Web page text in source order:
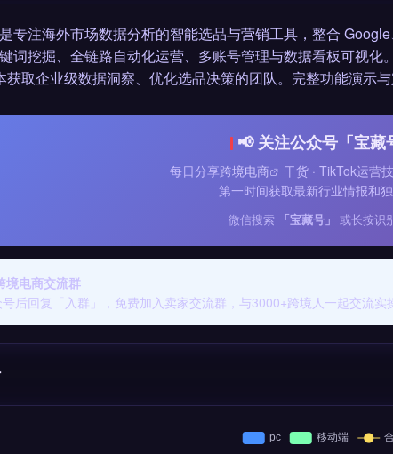
专注海外市场数据分析的智能选品与营销工具，整合
词挖掘、全链路自动化运营、多账号管理与数据看板可视化
获取企业级数据洞察、优化选品决策的团队。完整功能演示
📢 关注公众号「宝藏
每日分享跨境电商
干货 · TikTok运营
第一时间获取最新行业情报和
微信搜索 「宝藏号」 或长按识
境电商交流群
后回复「入群」，免费加入卖家交流群，与3000+跨境人一起交流实